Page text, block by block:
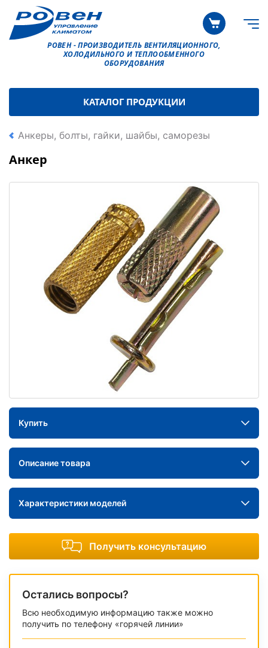
РОВЕН - ПРОИЗВОДИТЕЛЬ ВЕНТИЛЯЦИОННОГО,
ХОЛОДИЛЬНОГО И ТЕПЛООБМЕННОГО
ОБОРУДОВАНИЯ
КАТАЛОГ ПРОДУКЦИИ
Анкеры, болты, гайки, шайбы, саморезы
Анкер
Купить
Описание товара
Характеристики моделей
Получить консультацию
Остались вопросы?
Всю необходимую информацию также можно
получить по телефону «горячей линии»